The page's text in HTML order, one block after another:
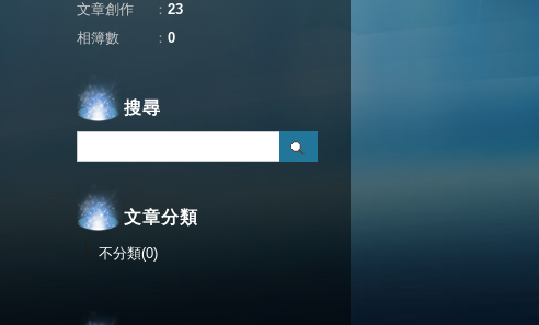
文章創作
： 23
相簿數
： 0
搜尋
文章分類
不分類(0)